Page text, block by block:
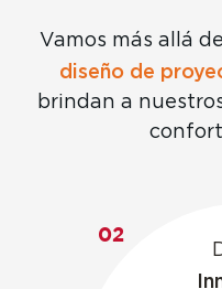
Vamos más allá
diseño de
brindan a
03